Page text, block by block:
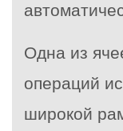
Одна из
операций
широкой